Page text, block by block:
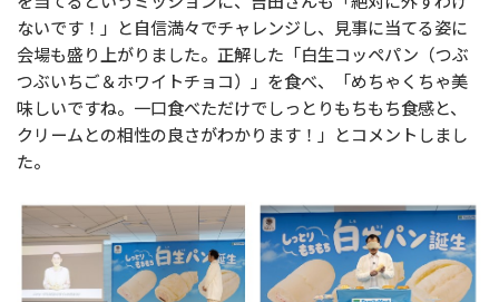
ないです！」と自信満々でチャレンジし、見事に当てる姿に
会場も盛り上がりました。正解した「白生コッペパン（つぶ
つぶいちご＆ホワイトチョコ）」を食べ、「めちゃくちゃ美
味しいですね。一口食べただけでしっとりもちもち食感と、
クリームとの相性の良さがわかります！」とコメントしまし
た。